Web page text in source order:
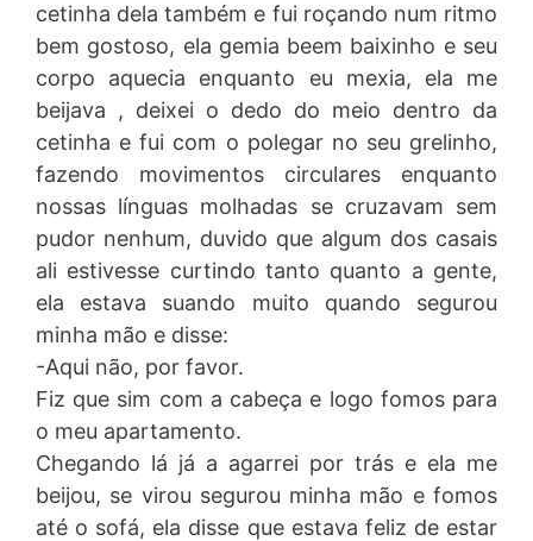
cetinha dela também e fui roçando num ritmo
bem gostoso, ela gemia beem baixinho e seu
corpo aquecia enquanto eu mexia, ela me
beijava , deixei o dedo do meio dentro da
cetinha e fui com o polegar no seu grelinho,
fazendo movimentos circulares enquanto
nossas línguas molhadas se cruzavam sem
pudor nenhum, duvido que algum dos casais
ali estivesse curtindo tanto quanto a gente,
ela estava suando muito quando segurou
minha mão e disse:
-Aqui não, por favor.
Fiz que sim com a cabeça e logo fomos para
o meu apartamento.
Chegando lá já a agarrei por trás e ela me
beijou, se virou segurou minha mão e fomos
até o sofá, ela disse que estava feliz de estar